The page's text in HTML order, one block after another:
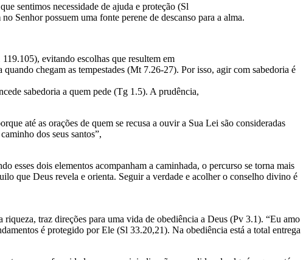
sentimos necessidade de ajuda e proteção (Sl
Senhor possuem uma fonte perene de descanso para a alma.
evitando escolhas que resultem em
chegam as tempestades (Mt 7.26-27). Por isso, agir com sabedoria é
sabedoria a quem pede (Tg 1.5). A prudência,
até as orações de quem se recusa a ouvir a Sua Lei são consideradas
dos seus santos”,
esses dois elementos acompanham a caminhada, o percurso se torna mais
que Deus revela e orienta. Seguir a verdade e acolher o conselho divino é
traz direções para uma vida de obediência a Deus (Pv 3.1). “Eu amo
é protegido por Ele (Sl 33.20,21). Na obediência está a total entrega